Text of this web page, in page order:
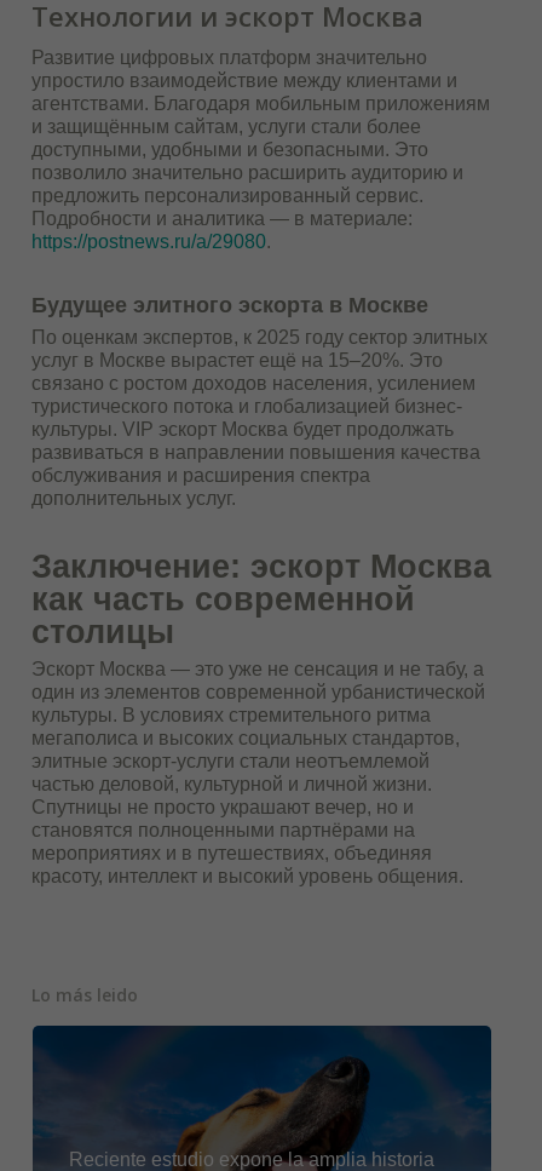
Технологии и эскорт Москва
Развитие цифровых платформ значительно
упростило взаимодействие между клиентами и
агентствами. Благодаря мобильным приложениям
и защищённым сайтам, услуги стали более
доступными, удобными и безопасными. Это
позволило значительно расширить аудиторию и
предложить персонализированный сервис.
Подробности и аналитика — в материале:
https://postnews.ru/a/29080.
Будущее элитного эскорта в Москве
По оценкам экспертов, к 2025 году сектор элитных
услуг в Москве вырастет ещё на 15–20%. Это
связано с ростом доходов населения, усилением
туристического потока и глобализацией бизнес-
культуры. VIP эскорт Москва будет продолжать
развиваться в направлении повышения качества
обслуживания и расширения спектра
дополнительных услуг.
Заключение: эскорт Москва
как часть современной
столицы
Эскорт Москва — это уже не сенсация и не табу, а
один из элементов современной урбанистической
культуры. В условиях стремительного ритма
мегаполиса и высоких социальных стандартов,
элитные эскорт-услуги стали неотъемлемой
частью деловой, культурной и личной жизни.
Спутницы не просто украшают вечер, но и
становятся полноценными партнёрами на
мероприятиях и в путешествиях, объединяя
красоту, интеллект и высокий уровень общения.
Lo más leido
Reciente estudio expone la amplia historia